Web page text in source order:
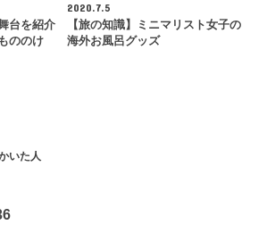
台を紹介
ののけ
2020.7.5
【旅の知識】ミニマリスト女子の
海外お風呂グッズ
いた人